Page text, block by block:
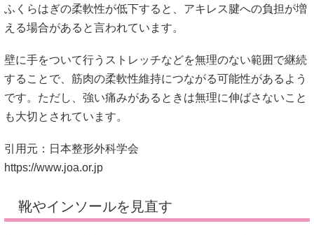
ふくらはぎの柔軟性が低下すると、アキレス腱への負担が増
える場合があると言われています。
壁に手をついて行うストレッチなどを無理のない範囲で継続
することで、筋肉の柔軟性維持につながる可能性があるよう
です。ただし、強い痛みがあるときは無理に伸ばさないこと
も大切とされています。
引用元：日本整形外科学会
https://www.joa.or.jp
靴やインソールを見直す